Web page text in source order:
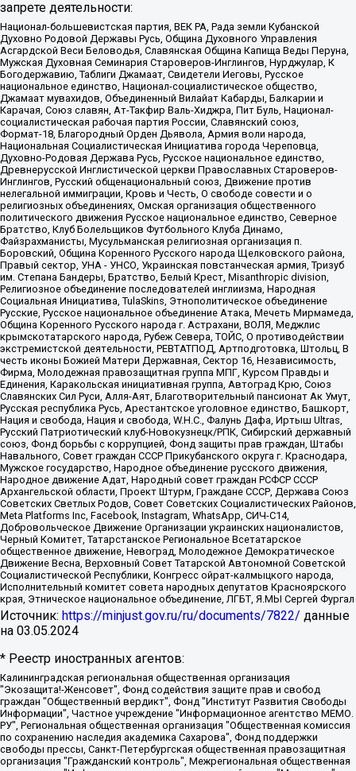
запрете деятельности:
Национал-большевистская партия, ВЕК РА, Рада земли Кубанской
Духовно Родовой Державы Русь, Община Духовного Управления
Асгардской Веси Беловодья, Славянская Община Капища Веды Перуна,
Мужская Духовная Семинария Староверов-Инглингов, Нурджулар, К
Богодержавию, Таблиги Джамаат, Свидетели Иеговы, Русское
национальное единство, Национал-социалистическое общество,
Джамаат мувахидов, Объединенный Вилайат Кабарды, Балкарии и
Карачая, Союз славян, Ат-Такфир Валь-Хиджра, Пит Буль, Национал-
социалистическая рабочая партия России, Славянский союз,
Формат-18, Благородный Орден Дьявола, Армия воли народа,
Национальная Социалистическая Инициатива города Череповца,
Духовно-Родовая Держава Русь, Русское национальное единство,
Древнерусской Инглистической церкви Православных Староверов-
Инглингов, Русский общенациональный союз, Движение против
нелегальной иммиграции, Кровь и Честь, О свободе совести и о
религиозных объединениях, Омская организация общественного
политического движения Русское национальное единство, Северное
Братство, Клуб Болельщиков Футбольного Клуба Динамо,
Файзрахманисты, Мусульманская религиозная организация п.
Боровский, Община Коренного Русского народа Щелковского района,
Правый сектор, УНА - УНСО, Украинская повстанческая армия, Тризуб
им. Степана Бандеры, Братство, Белый Крест, Misanthropic division,
Религиозное объединение последователей инглиизма, Народная
Социальная Инициатива, TulaSkins, Этнополитическое объединение
Русские, Русское национальное объединение Атака, Мечеть Мирмамеда,
Община Коренного Русского народа г. Астрахани, ВОЛЯ, Меджлис
крымскотатарского народа, Рубеж Севера, ТОЙС, О противодействии
экстремистской деятельности, РЕВТАТПОД, Артподготовка, Штольц, В
честь иконы Божией Матери Державная, Сектор 16, Независимость,
Фирма, Молодежная правозащитная группа МПГ, Курсом Правды и
Единения, Каракольская инициативная группа, Автоград Крю, Союз
Славянских Сил Руси, Алля-Аят, Благотворительный пансионат Ак Умут,
Русская республика Русь, Арестантское уголовное единство, Башкорт,
Нация и свобода, Нация и свобода, W.H.С., Фалунь Дафа, Иртыш Ultras,
Русский Патриотический клуб-Новокузнецк/РПК, Сибирский державный
союз, Фонд борьбы с коррупцией, Фонд защиты прав граждан, Штабы
Навального, Совет граждан СССР Прикубанского округа г. Краснодара,
Мужское государство, Народное объединение русского движения,
Народное движение Адат, Народный совет граждан РСФСР СССР
Архангельской области, Проект Штурм, Граждане СССР, Держава Союз
Советских Светлых Родов, Совет Советских Социалистических Районов,
Meta Platforms Inc, Facebook, Instagram, WhatsApp, СИЧ-С14,
Добровольческое Движение Организации украинских националистов,
Черный Комитет, Татарстанское Региональное Всетатарское
общественное движение, Невоград, Молодежное Демократическое
Движение Весна, Верховный Совет Татарской Автономной Советской
Социалистической Республики, Конгресс ойрат-калмыцкого народа,
Исполнительный комитет совета народных депутатов Красноярского
края, Этническое национальное объединение, ЛГБТ, Я.МЫ Сергей Фургал
Источник: https://minjust.gov.ru/ru/documents/7822/ данные
на 03.05.2024
* Реестр иностранных агентов:
Калининградская региональная общественная организация "Экозащита!-Женсовет", Фонд содействия защите прав и свобод граждан "Общественный вердикт", Фонд "Институт Развития Свободы Информации", Частное учреждение "Информационное агентство МЕМО. РУ", Региональная общественная организация "Общественная комиссия по сохранению наследия академика Сахарова", Фонд поддержки свободы прессы, Санкт-Петербургская общественная правозащитная организация "Гражданский контроль", Межрегиональная общественная организация "Информационно-просветительский центр "Мемориал", Региональный Фонд "Центр Защиты Прав Средств Массовой Информации", с 05.12.2023 Фонд "Центр Защиты Прав Средств массовой информации", Региональная общественная благотворительная организация помощи беженцам и мигрантам "Гражданское содействие", Негосударственное образовательное учреждение дополнительного профессионального образования (повышение квалификации) специалистов "АКАДЕМИЯ ПО ПРАВАМ ЧЕЛОВЕКА", Свердловская региональная общественная организация "Сутяжник", Автономная некоммерческая организация "Центр независимых социологических исследований", Союз общественных объединений "Российский исследовательский центр по правам человека", Региональное общественное учреждение научно-информационный центр "МЕМОРИАЛ", Некоммерческая организация "Фонд защиты гласности", Автономная некоммерческая организация "Институт прав человека", Городская общественная организация "Екатеринбургское общество "МЕМОРИАЛ", Городская общественная организация "Рязанское историко-просветительское и правозащитное общество "Мемориал" (Рязанский Мемориал), Челябинский региональный орган общественной самодеятельности – женское общественное объединение "Женщины Евразии", Челябинский региональный орган общественной самодеятельности "Уральская правозащитная группа", Фонд содействия защите здоровья и социальной справедливости имени Андрея Рылькова, Автономная Некоммерческая Организация "Аналитический Центр Юрия Левады", Автономная некоммерческая организация социальной поддержки населения "Проект Апрель", Региональная общественная организация помощи женщинам и детям, находящимся в кризисной ситуации "Информационно-методический центр "Анна", Фонд содействия развитию массовых коммуникаций и правовому просвещению "Так-так-Так", Фонд содействия устойчивому развитию "Серебряная тайга", Свердловский региональный общественный фонд социальных проектов "Новое время", "Idel.Реалии", Кавказ.Реалии, Крым.Реалии, Телеканал Настоящее Время, Татаро-башкирская служба Радио Свобода (Azatliq Radiosi), Радио Свободная Европа/Радио Свобода (PCE/PC), "Сибирь.Реалии", "Фактограф", Благотворительный фонд помощи осужденным и их семьям, Автономная некоммерческая организация "Институт глобализации и социальных движений", Фонд "В защиту прав заключенных", Частное учреждение "Центр поддержки и содействия развитию средств массовой информации", Пензенский региональный общественный благотворительный фонд "Гражданский союз", "Север.Реалии", Некоммерческая организация Фонд "Правовая инициатива", Общество с ограниченной ответственностью "Радио Свободная Европа/Радио Свобода", Чешское информационное агентство "MEDIUM-ORIENT", Красноярская региональная общественная организация "Мы против СПИДа", Камалягин Денис Николаевич, Маркелов Сергей Евгеньевич, Пономарев Лев Александрович, Савицкая Людмила Алексеевна, Автономная некоммерческая организация "Центр по работе с проблемой насилия "НАСИЛИЮ.НЕТ", Межрегиональный профессиональный союз работников здравоохранения "Альянс врачей", Юридическое лицо, зарегистрированное в Латвийской Республике, SIA "Medusa Project" (регистрационный номер 40103797863, дата регистрации 10.06.2014), Некоммерческая организация "Фонд по борьбе с коррупцией", Автономная некоммерческая организация "Институт права и публичной политики", Баданин Роман Сергеевич, Гликин Максим Александрович, Железнова Мария Михайловна, Лукьянова Юлия Сергеевна, Маетная Елизавета Витальевна, Маняхин Петр Борисович, Чуракова Ольга Владимировна, Ярош Юлия Петровна, Юридическое лицо "The Insider SIA", зарегистрированное в Риге, Латвийская Республика (дата регистрации 26.06.2015), являющееся администратором доменного имени интернет-издания "The Insider SIA", https://theins.ru, Постернак Алексей Евгеньевич, Рубин Михаил Аркадьевич, Анин Роман Александрович, Юридическое лицо Istories fonds, зарегистрированное в Латвийской Республике (регистрационный номер 50008295751, дата регистрации 24.02.2020), Великовский Дмитрий Александрович, Долинина Ирина Николаевна, Мароховская Алеся Алексеевна, Шлейнов Роман Юрьевич, Шмагун Олеся Валентиновна, Общество с ограниченной ответственностью "Альтаир 2021", Общество с ограниченной ответственностью "Вега 2021", Общество с ограниченной ответственностью "Главный редактор 2021", Общество с ограниченной ответственностью "Ромашки монолит", Важенков Артем Валерьевич, Ивановская областная общественная организация "Центр гендерных исследований", Гурман Юрий Альбертович, Медиапроект "ОВД-Инфо", Егоров Владимир Владимирович, Жилинский Владимир Александрович, Общество с ограниченной ответственностью "ЗП", Иванова София Юрьевна, Карезина Инна Павловна, Кильтау Екатерина Викторовна, Петров Алексей Викторович, Пискунов Сергей Евгеньевич, Смирнов Сергей Сергеевич, Тихонов Михаил Сергеевич, Общество с ограниченной ответственностью "ЖУРНАЛИСТ-ИНОСТРАННЫЙ АГЕНТ", Арапова Галина Юрьевна, Вольтская Татьяна Анатольевна, Американская компания "Mason G.E.S. Anonymous Foundation" (США), являющаяся владельцем интернет-издания https://mnews.world/, Компания "Stichting Bellingcat", зарегистрированная в Нидерландах (дата регистрации 11.07.2018), Захаров Андрей Вячеславович, Клепиковская Екатерина Дмитриевна, Общество с ограниченной ответственностью "МЕМО", Перл Роман Александрович, Симонов Евгений Алексеевич, Соловьева Елена Анатольевна, Сотников Даниил Владимирович, Сурначева Елизавета Дмитриевна, Автономная некоммерческая организация по защите прав человека и информированию населения "Якутия – Наше Мнение", Общество с ограниченной ответственностью "Москоу диджитал медиа", с 26.01.2023 Общество с ограниченной ответственностью "Чайка Белые сады", Ветошкина Валерия Валерьевна, Заговора Максим Александрович, Межрегиональное общественное движение "Российская ЛГБТ - сеть", Оленичев Максим Владимирович, Павлов Иван Юрьевич, Скворцова Елена Сергеевна, Общество с ограниченной ответственностью "Как бы инагент", Кочетков Игорь Викторович, Общество с ограниченной ответственностью "Честные выборы", Еланчик Олег Александрович, Общество с ограниченной ответственностью "Нобелевский призыв", Гималова Регина Эмилевна, Григорьев Андрей Валерьевич, Григорьева Алина Александровна, Ассоциация по содействию защите прав призывников, альтернативнослужащих и военнослужащих "Правозащитная группа "Гражданин.Армия.Право", Хисамова Регина Фаритовна, Автономная некоммерческая организация по реализации социально-правовых программ "Лилит", Дальневосточное общественное движение "Маяк", Санкт-Петербургская ЛГБТ-инициативная группа "Выход", Инициативная группа ЛГБТ+ "Реверс", Алексеев Андрей Викторович, Бекбулатова Таисия Львовна, Беляев Иван Михайлович, Владыкина Елена Сергеевна, Гельман Марат Александрович, Никульшина Вероника Юрьевна, Толоконникова Надежда Андреевна, Шендерович Виктор Анатольевич, Общество с ограниченной ответственностью "Данное сообщение", Общество с ограниченной ответственностью Издательский дом "Новая глава", Айнбиндер Александра Александровна, Московский комьюнити-центр для ЛГБТ+инициатив, Благотворительный фонд развития филантропии, Deutsche Welle (Германия, Kurt-Schumacher-Strasse 3, 53113 Bonn), Борзунова Мария Михайловна, Воробьев Виктор Викторович, Голубева Анна Львовна, Константинова Алла Михайловна, Малкова Ирина Владимировна, Мурадов Мурад Абдулгалимович, Осетинская Елизавета Николаевна, Понасенков Евгений Николаевич, Ганапольский Матвей Юрьевич, Киселев Евгений Алексеевич, Борухович Ирина Григорьевна, Дремин Иван Тимофеевич, Дубровский Дмитрий Викторович, Красноярская региональная общественная организация поддержки и развития альтернативных образовательных технологий и межкультурных коммуникаций "ИНТЕРРА", Маяковская Екатерина Алексеевна, Фейгин Марк Захарович, Филимонов Андрей Викторович, Дзугкоева Регина Николаевна, Доброхотов Роман Александрович, Дудь Юрий Александрович, Елкин Сергей Владимирович, Кругликов Кирилл Игоревич, Сабунаева Мария Леонидовна, Семенов Алексей Владимирович, Шаинян Карен Багратович, Шульман Екатерина Михайловна, Асафьев Артур Валерьевич, Вахштайн Виктор Семенович, Венедиктов Алексей Алексеевич, Лушникова Екатерина Евгеньевна, Волков Леонид Михайлович, Невзоров Александр Глебович, Пархоменко Сергей Борисович, Сироткин Ярослав Николаевич, Кара-Мурза Владимир Владимирович, Баранова Наталья Владимировна, Гозман Леонид Яковлевич, Кагарлицкий Борис Юльевич, Климарев Михаил Валерьевич, Милов Владимир Станиславович, Автономная некоммерческая организация Краснодарский центр современного искусства "Типография", Моргенштерн Алишер Тагирович, Соболь Любовь Эдуардовна, Общество с ограниченной ответственностью "ЛИЗА НОРМ", Каспаров Гарри Кимович, Ходорковский Михаил Борисович, Общество с ограниченной ответственностью "Апрельские тезисы", Данилович Ирина Брониславовна, Кашин Олег Владимирович, Петров Николай Владимирович, Пивоваров Алексей Владимирович, Соколов Михаил Владимирович, Цветкова Юлия Владимировна, Чичваркин Евгений Александрович, Комитет против пыток/Команда против пыток, Общество с ограниченной ответственностью "Первый научный", Общество с ограниченной ответственностью "Вертолет и ко", Белоцерковская Вероника Борисовна, Кац Максим Евгеньевич, Лазарева Татьяна Юрьевна, Шаведдинов Руслан Табризович, Яшин Илья Валерьевич, Общество с ограниченной ответственностью "Иноагент ААВ", Алешковский Дмитрий Петрович, Альбац Евгения Марковна, Быков Дмитрий Львович, Галямина Юлия Евгеньевна, Лойко Сергей Леонидович, Мартынов Кирилл Константинович, Медведев Сергей Александрович, Крашенинников Федор Геннадиевич, Гордеева Катерина Вл